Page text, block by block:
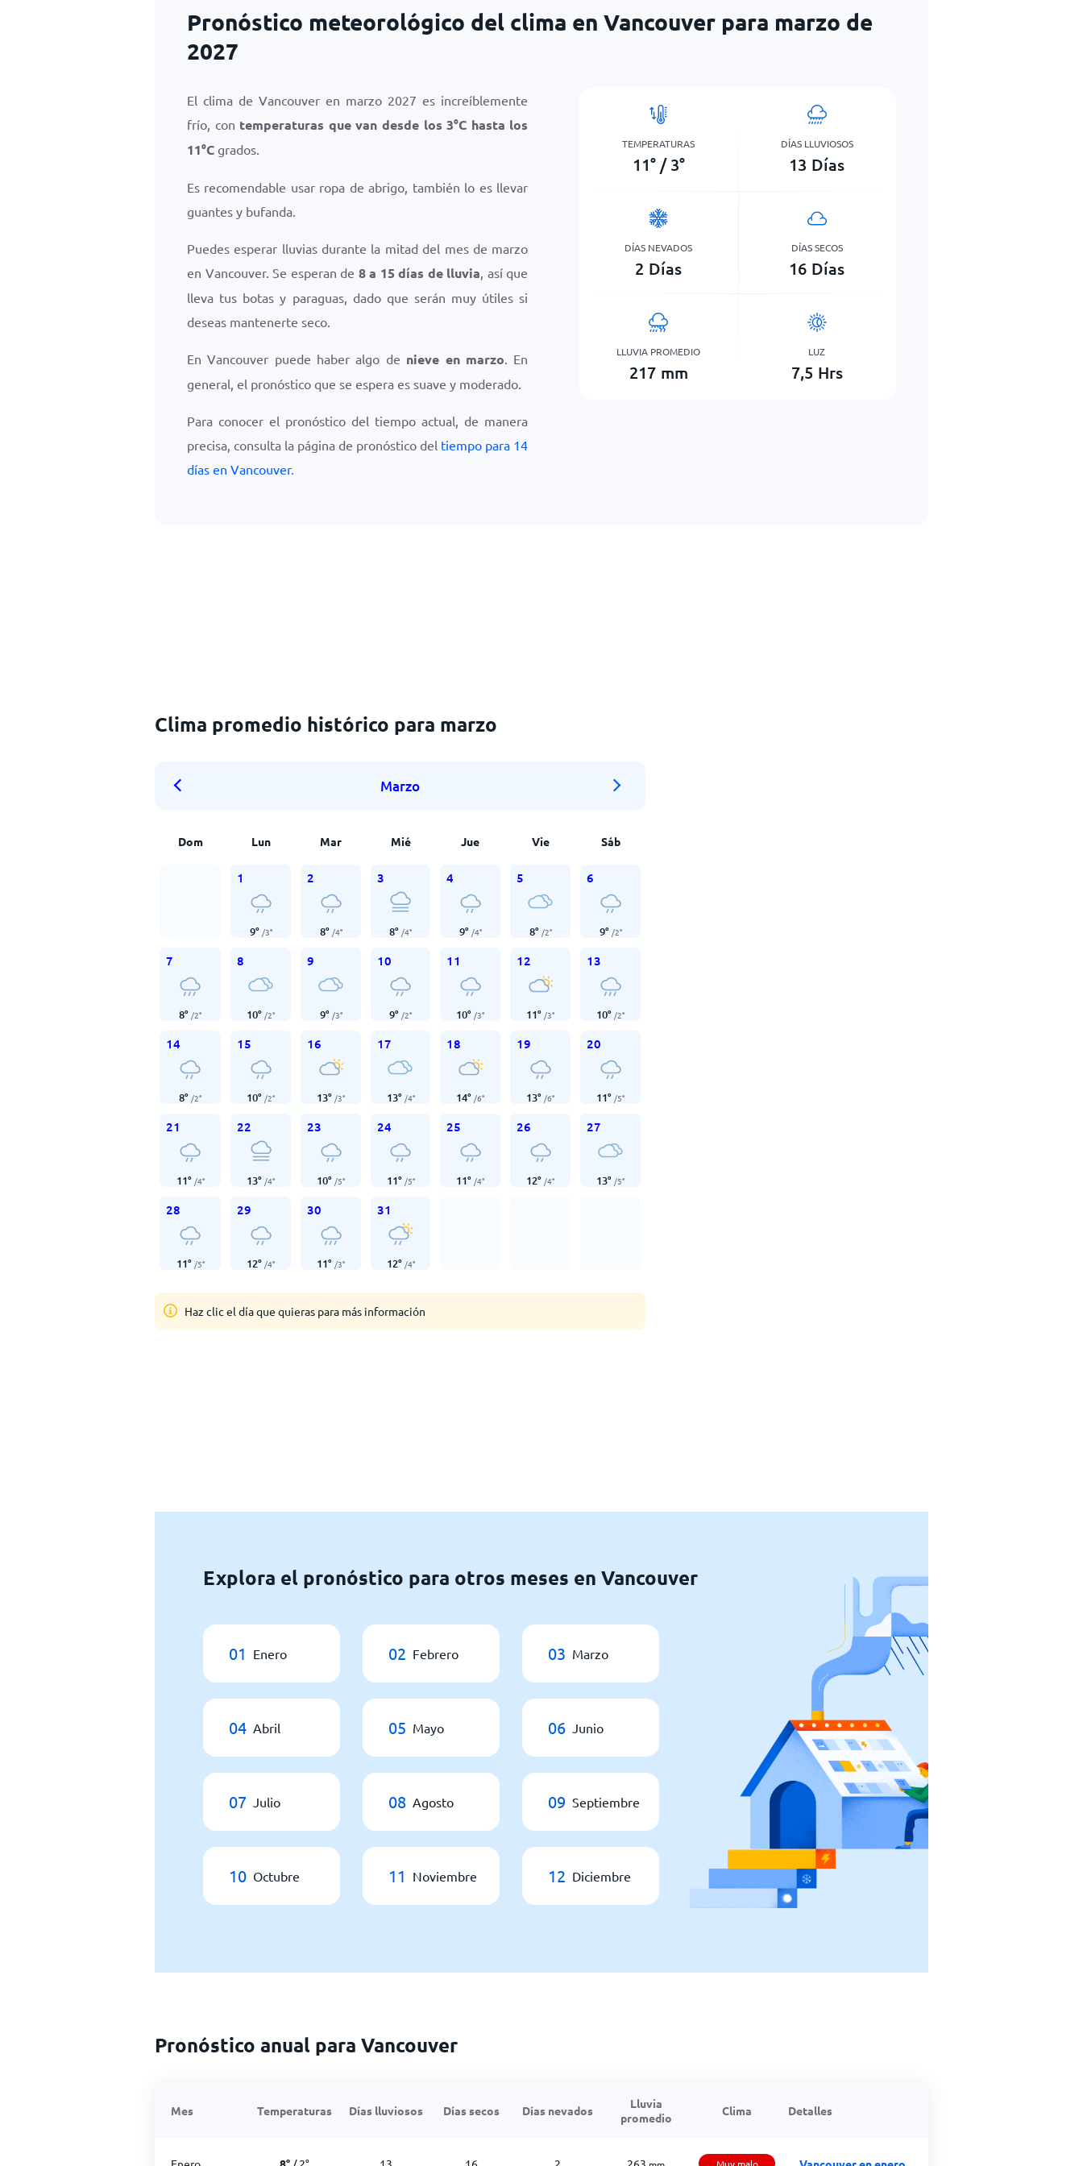
Pronóstico meteorológico del clima en Vancouver para marzo de
2027
El clima de Vancouver en marzo 2027 es increíblemente
frío, con temperaturas que van desde los3°C hasta los
11°C grados.
Es recomendable usar ropa de abrigo, también lo es llevar
guantes y bufanda.
Puedes esperar lluvias durante la mitad del mes de marzo
en Vancouver. Se esperan de 8 a 15 días de lluvia, así que
lleva tus botas y paraguas, dado que serán muy útiles si
deseas mantenerte seco.
En Vancouver puede haber algo de nieve en marzo. En
general, el pronóstico que se espera es suave y moderado.
Para conocer el pronóstico del tiempo actual, de manera
precisa, consulta la página de pronóstico del tiempo para 14
días en Vancouver.
TEMPERATURAS
11° / 3°
DÍAS LLUVIOSOS
13 Días
DÍAS NEVADOS
2 Días
DÍAS SECOS
16 Días
LLUVIA PROMEDIO
217 mm
LUZ
7,5 Hrs
Clima promedio histórico para marzo
Marzo
Dom Lun Mar Mié Jue Vie Sáb
1
9° /3°
2
8° /4°
3
8° /4°
4
9° /4°
5
8° /2°
6
9° /2°
7
8° /2°
8
10° /2°
9
9° /3°
10
9° /2°
11
10° /3°
12
11° /3°
13
10° /2°
14
8° /2°
15
10° /2°
16
13° /3°
17
13° /4°
18
14° /6°
19
13° /6°
20
11° /5°
21
11° /4°
22
13° /4°
23
10° /5°
24
11° /5°
25
11° /4°
26
12° /4°
27
13° /5°
28
11° /5°
29
12° /4°
30
11° /3°
31
12° /4°
Haz clic el día que quieras para más información
Explora el pronóstico para otros meses en Vancouver
01 Enero 02 Febrero 03 Marzo
04 Abril 05 Mayo 06 Junio
07 Julio 08 Agosto 09 Septiembre
10 Octubre 11 Noviembre 12 Diciembre
Pronóstico anual para Vancouver
Mes Temperaturas Días lluviosos Días secos Días nevados
Lluvia
promedio
Clima Detalles